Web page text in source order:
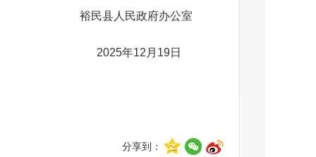
裕民县人民政府办公室
2025年12 月 19日
分享到：